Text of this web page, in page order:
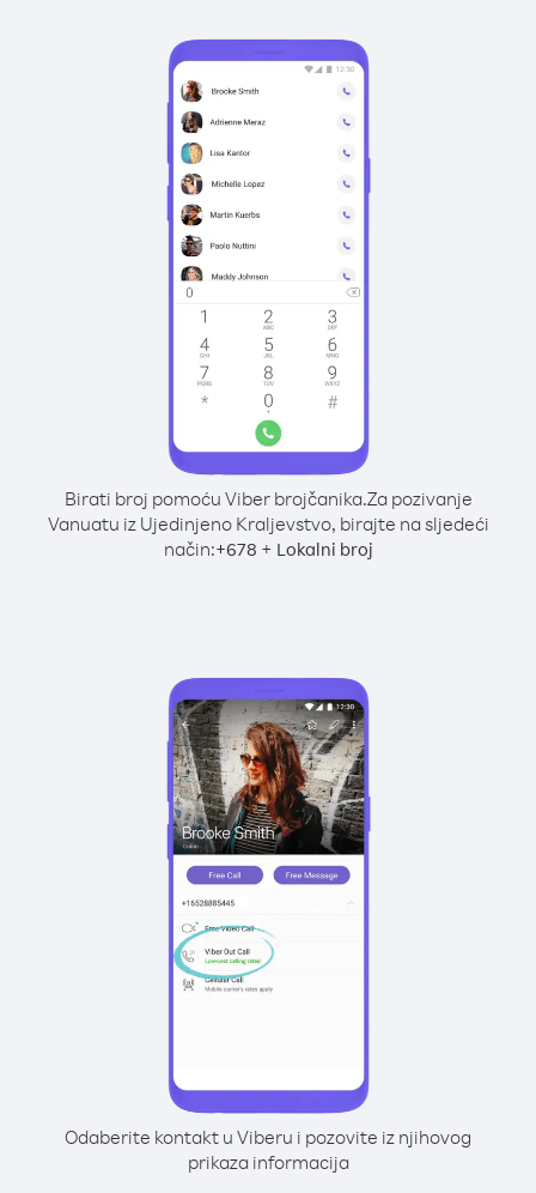
Birati broj pomoću Viber brojčanika.Za pozivanje
Vanuatu iz Ujedinjeno Kraljevstvo, birajte na sljedeći
način:+678 + Lokalni broj
Odaberite kontakt u Viberu i pozovite iz njihovog
prikaza informacija